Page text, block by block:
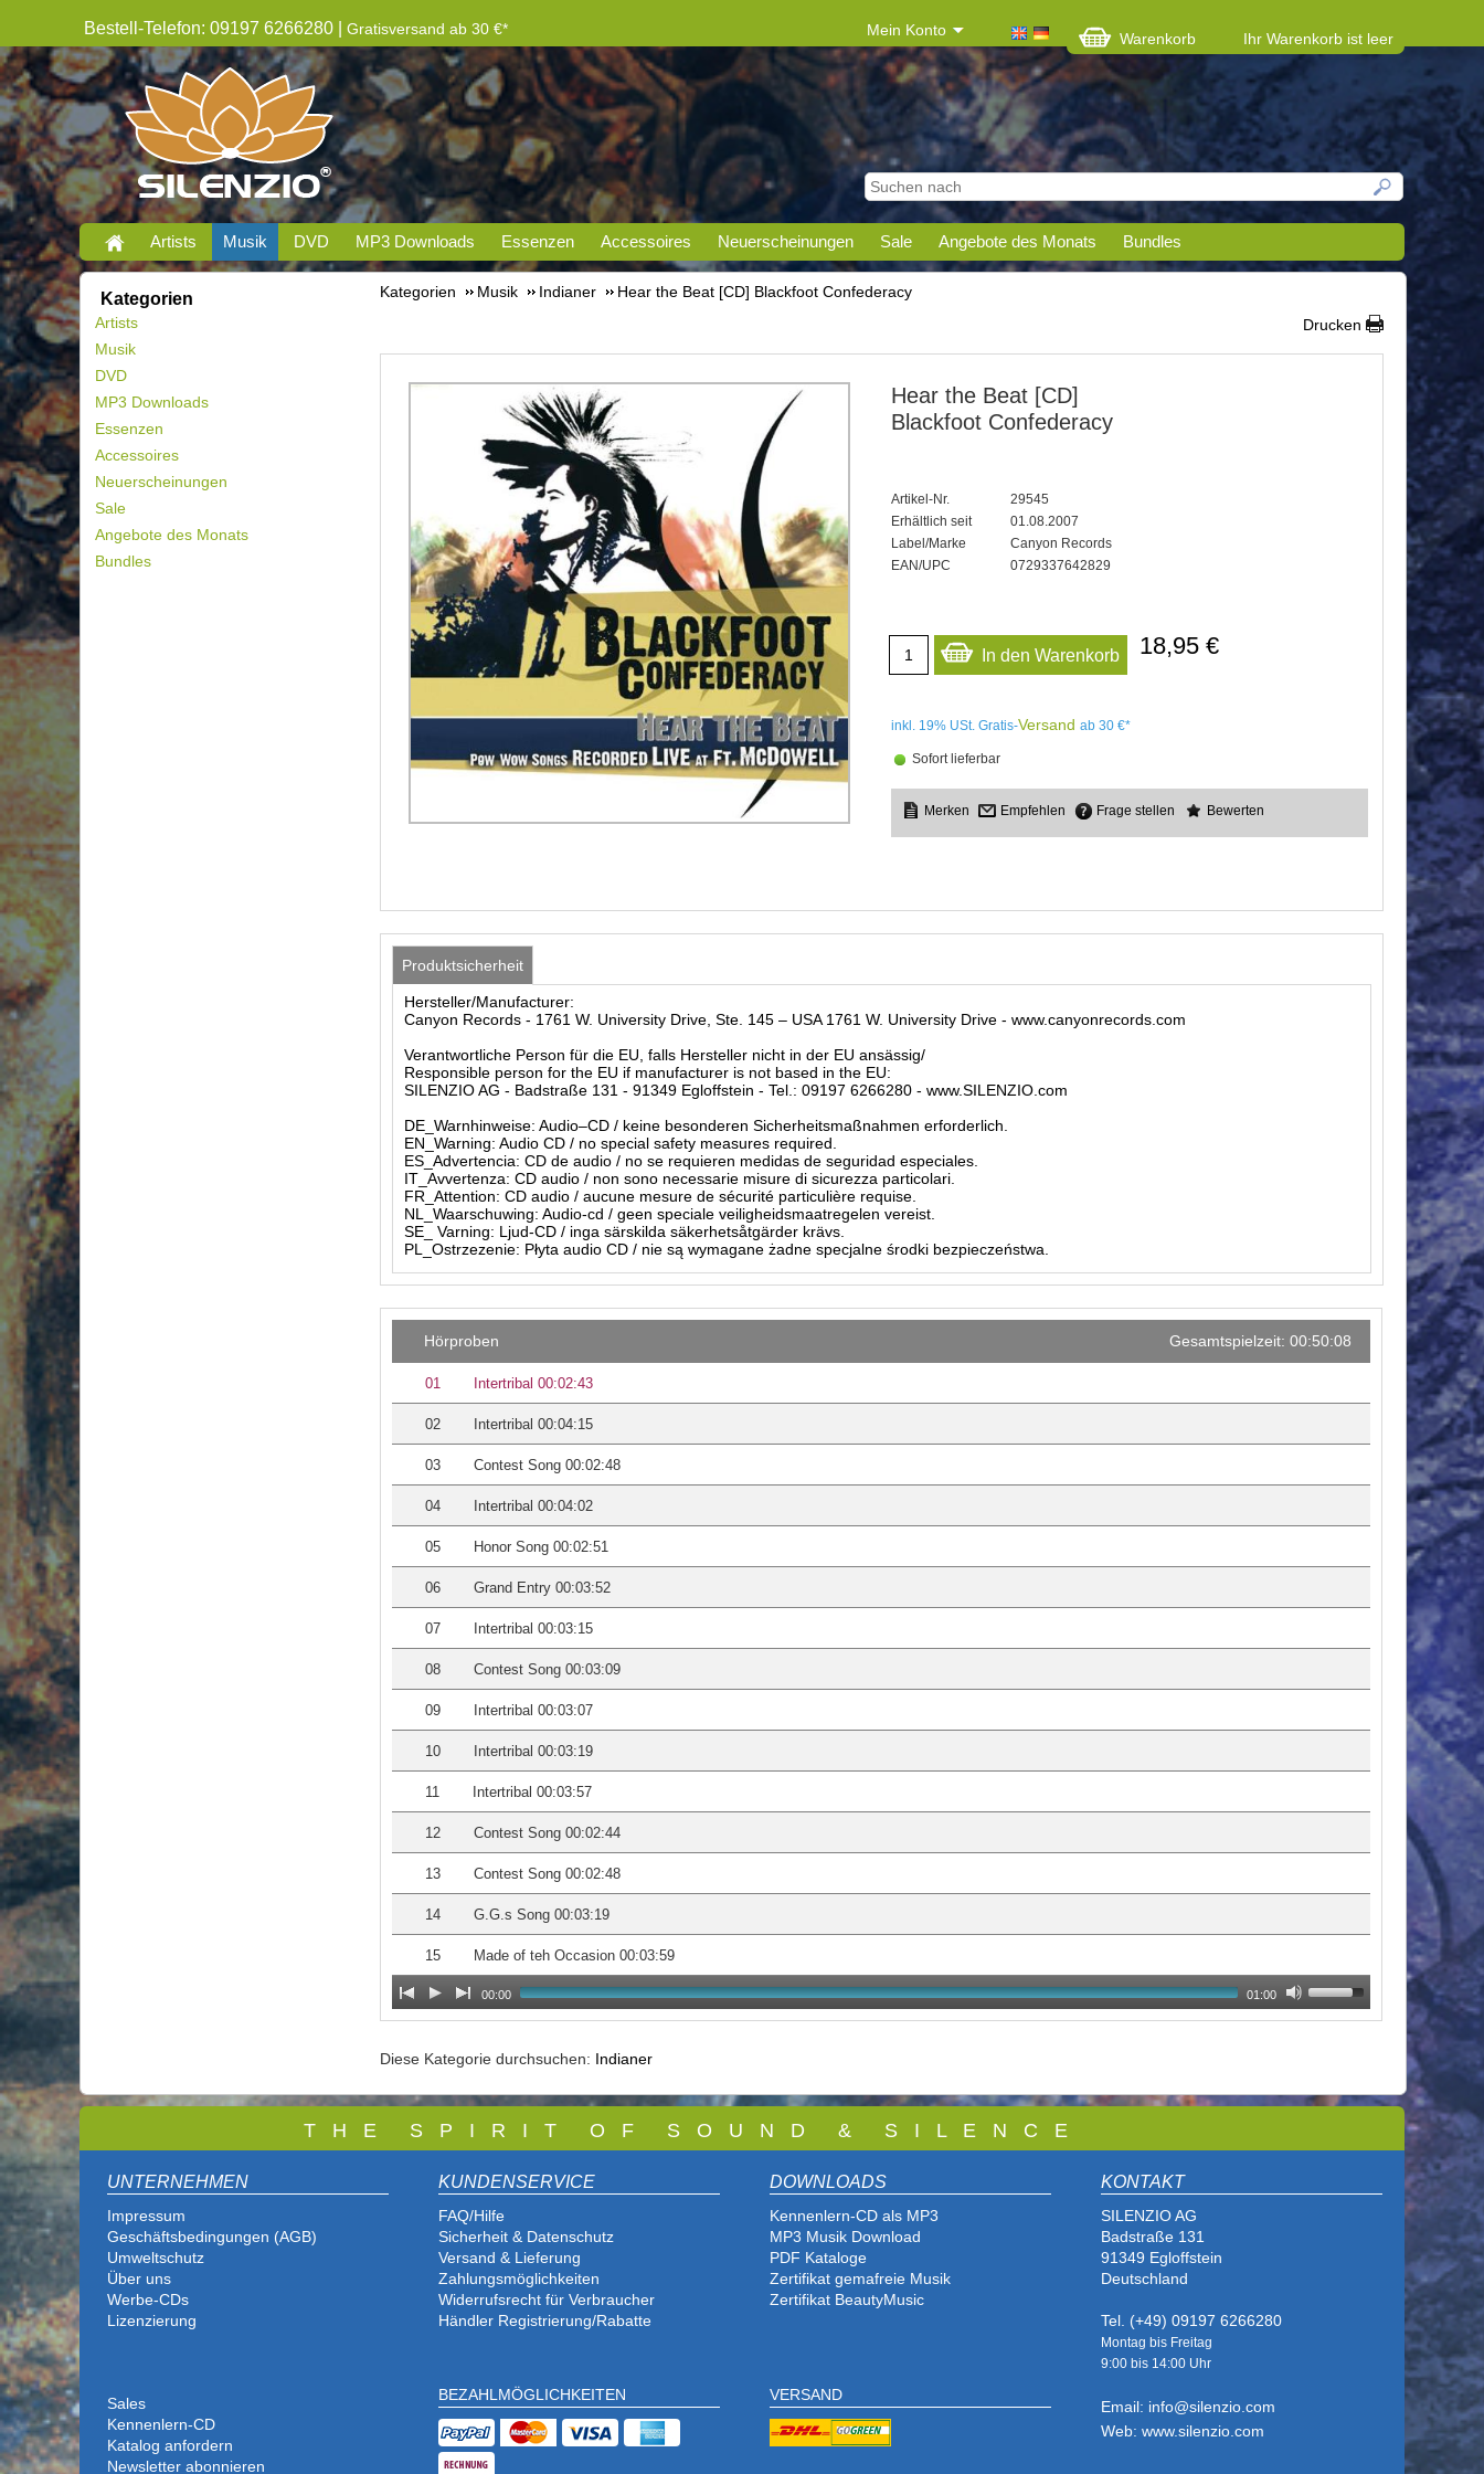
Bestell-Telefon: 09197 6266280 | Gratisversand ab 30 €* Mein Konto Warenkorb Ihr Warenkorb ist leer
Artists Musik DVD MP3 Downloads Essenzen Accessoires Neuerscheinungen Sale Angebote des Monats Bundles
Kategorien
Artists
Musik
DVD
MP3 Downloads
Essenzen
Accessoires
Neuerscheinungen
Sale
Angebote des Monats
Bundles
Kategorien Musik Indianer
Hear the Beat [CD] Blackfoot Confederacy
Drucken
Hear the Beat [CD]
Blackfoot Confederacy
Artikel-Nr.
29545
Erhältlich seit
01.08.2007
Label/Marke
Canyon Records
EAN/UPC
0729337642829
In den Warenkorb 18,95 €
inkl. 19% USt. Gratis-Versand ab 30 €*
Sofort lieferbar
Empfehlen Frage stellen Bewerten
Produktsicherheit
Hersteller/Manufacturer:
Canyon Records - 1761 W. University Drive, Ste. 145 – USA 1761 W. University Drive - www.canyonrecords.com
Verantwortliche Person für die EU, falls Hersteller nicht in der EU ansässig/
Responsible person for the EU if manufacturer is not based in the EU:
SILENZIO AG - Badstraße 131 - 91349 Egloffstein - Tel.: 09197 6266280 - www.SILENZIO.com
DE_Warnhinweise: Audio–CD / keine besonderen Sicherheitsmaßnahmen erforderlich.
EN_Warning: Audio CD / no special safety measures required.
ES_Advertencia: CD de audio / no se requieren medidas de seguridad especiales.
IT_Avvertenza: CD audio / non sono necessarie misure di sicurezza particolari.
FR_Attention: CD audio / aucune mesure de sécurité particulière requise.
NL_Waarschuwing: Audio-cd / geen speciale veiligheidsmaatregelen vereist.
SE_ Varning: Ljud-CD / inga särskilda säkerhetsåtgärder krävs.
PL_Ostrzezenie: Płyta audio CD / nie są wymagane żadne specjalne środki bezpieczeństwa.
Hörproben Gesamtspielzeit: 00:50:08
01 Intertribal 00:02:43
02 Intertribal 00:04:15
03 Contest Song 00:02:48
04 Intertribal 00:04:02
05 Honor Song 00:02:51
06 Grand Entry 00:03:52
07 Intertribal 00:03:15
08 Contest Song 00:03:09
09 Intertribal 00:03:07
10 Intertribal 00:03:19
11 Intertribal 00:03:57
12 Contest Song 00:02:44
13 Contest Song 00:02:48
14 G.G.s Song 00:03:19
15 Made of teh Occasion 00:03:59
00:00 01:00
Diese Kategorie durchsuchen: Indianer
T H E S P I R I T O F S O U N D & S I L E N C E
UNTERNEHMEN
Impressum
Geschäftsbedingungen (AGB)
Umweltschutz
Über uns
Werbe-CDs
Lizenzierung
KUNDENSERVICE
FAQ/Hilfe
Sicherheit & Datenschutz
Versand & Lieferung
Zahlungsmöglichkeiten
Widerrufsrecht für Verbraucher
Händler Registrierung/Rabatte
DOWNLOADS
Kennenlern-CD als MP3
MP3 Musik Download
PDF Kataloge
Zertifikat gemafreie Musik
Zertifikat BeautyMusic
Sales
Kennenlern-CD
Katalog anfordern
Newsletter abonnieren
BEZAHLMÖGLICHKEITEN VERSAND
KONTAKT
SILENZIO AG
Badstraße 131
91349 Egloffstein
Deutschland
Tel. (+49) 09197 6266280
Montag bis Freitag
9:00 bis 14:00 Uhr
Email: info@silenzio.com
Web: www.silenzio.com